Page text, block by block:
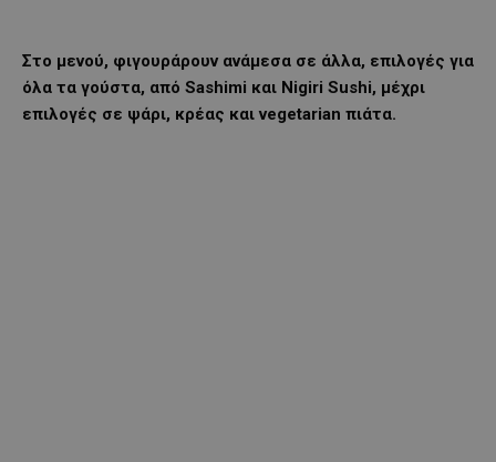
Στο μενού, φιγουράρουν ανάμεσα σε άλλα, επιλογές για
όλα τα γούστα, από Sashimi και Nigiri Sushi, μέχρι
επιλογές σε ψάρι, κρέας και vegetarian πιάτα.